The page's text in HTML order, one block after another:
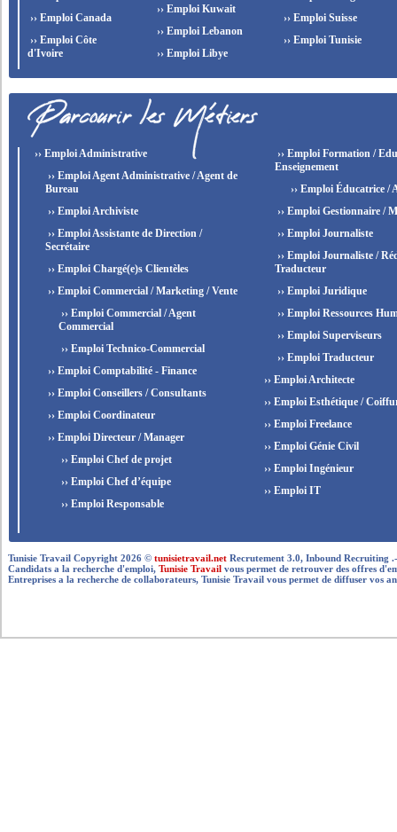
›› Emploi Canada
›› Emploi Côte
d'Ivoire
›› Emploi Kuwait
›› Emploi Lebanon
›› Emploi Libye
›› Emploi Suisse
›› Emploi Tunisie
›› Emploi Administrative
›› Emploi Agent Administrative / Agent de
Bureau
›› Emploi Archiviste
›› Emploi Assistante de Direction /
Secrétaire
›› Emploi Chargé(e)s Clientèles
›› Emploi Commercial / Marketing / Vente
›› Emploi Commercial / Agent
Commercial
›› Emploi Technico-Commercial
›› Emploi Comptabilité - Finance
›› Emploi Conseillers / Consultants
›› Emploi Coordinateur
›› Emploi Directeur / Manager
›› Emploi Chef de projet
›› Emploi Chef d’équipe
›› Emploi Responsable
›› Emploi Formation /
Enseignement
›› Emploi Éducatrice /
›› Emploi Gestionnaire /
›› Emploi Journaliste
›› Emploi Journaliste /
Traducteur
›› Emploi Juridique
›› Emploi Ressources
›› Emploi Superviseurs
›› Emploi Traducteur
›› Emploi Architecte
›› Emploi Esthétique /
›› Emploi Freelance
›› Emploi Génie Civil
›› Emploi Ingénieur
›› Emploi IT
Tunisie Travail Copyright 2026 ©tunisietravail.net Recrutement 3.0, Inbound Recruiting
Candidats a la recherche d'emploi,Tunisie Travail vous permet de retrouver des offres
Entreprises a la recherche de collaborateurs, Tunisie Travail vous permet de diffuser vos